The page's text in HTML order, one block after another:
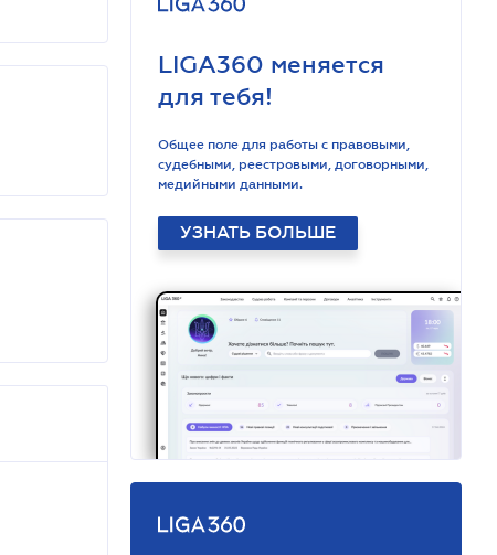
LIGA360 меняется
для тебя!
Общее поле для работы с правовыми,
судебными, реестровыми, договорными,
медийными данными.
УЗНАТЬ БОЛЬШЕ